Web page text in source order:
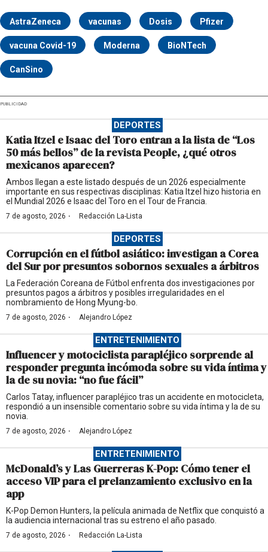
AstraZeneca vacunas Dosis Pfizer
vacuna Covid-19 Moderna BioNTech
CanSino
PUBLICIDAD
DEPORTES
Katia Itzel e Isaac del Toro entran a la lista de “Los
50 más bellos” de la revista People, ¿qué otros
mexicanos aparecen?
Ambos llegan a este listado después de un 2026 especialmente
importante en sus respectivas disciplinas: Katia Itzel hizo historia en
el Mundial 2026 e Isaac del Toro en el Tour de Francia.
7 de agosto, 2026 · Redacción La-Lista
DEPORTES
Corrupción en el fútbol asiático: investigan a Corea
del Sur por presuntos sobornos sexuales a árbitros
La Federación Coreana de Fútbol enfrenta dos investigaciones por
presuntos pagos a árbitros y posibles irregularidades en el
nombramiento de Hong Myung-bo.
7 de agosto, 2026 · Alejandro López
ENTRETENIMIENTO
Influencer y motociclista parapléjico sorprende al
responder pregunta incómoda sobre su vida íntima y
la de su novia: “no fue fácil”
Carlos Tatay, influencer parapléjico tras un accidente en motocicleta,
respondió a un insensible comentario sobre su vida íntima y la de su
novia.
7 de agosto, 2026 · Alejandro López
ENTRETENIMIENTO
McDonald’s y Las Guerreras K-Pop: Cómo tener el
acceso VIP para el prelanzamiento exclusivo en la
app
K-Pop Demon Hunters, la película animada de Netflix que conquistó a
la audiencia internacional tras su estreno el año pasado.
7 de agosto, 2026 · Redacción La-Lista